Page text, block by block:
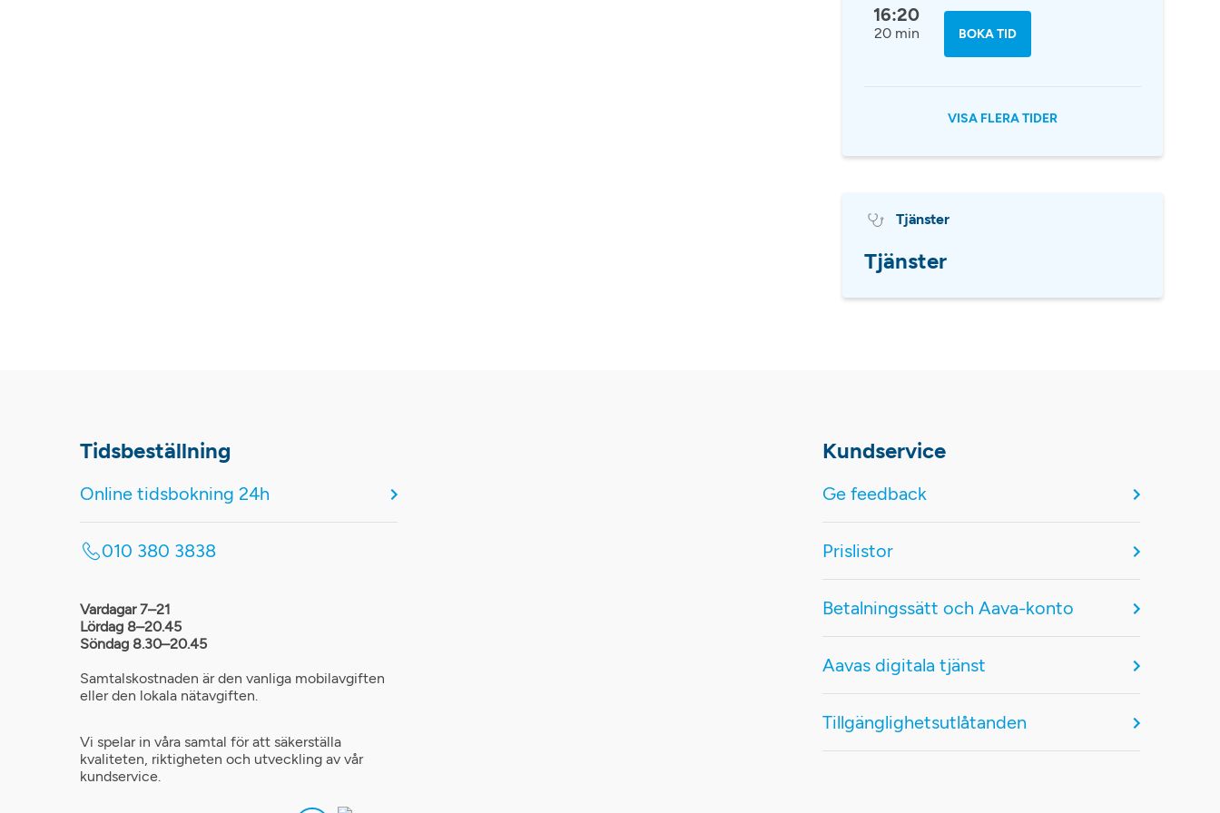
16:20
20 min BOKA TID
VISA FLERA TIDER
Tjänster
Tjänster
Tidsbeställning
Online tidsbokning 24h
010 380 3838
Vardagar 7–21
Lördag 8–20.45
Söndag 8.30–20.45
Samtalskostnaden är den vanliga mobilavgiften
eller den lokala nätavgiften.
Vi spelar in våra samtal för att säkerställa
kvaliteten, riktigheten och utveckling av vår
kundservice.
Kundservice
Ge feedback
Prislistor
Betalningssätt och Aava-konto
Aavas digitala tjänst
Tillgänglighetsutlåtanden